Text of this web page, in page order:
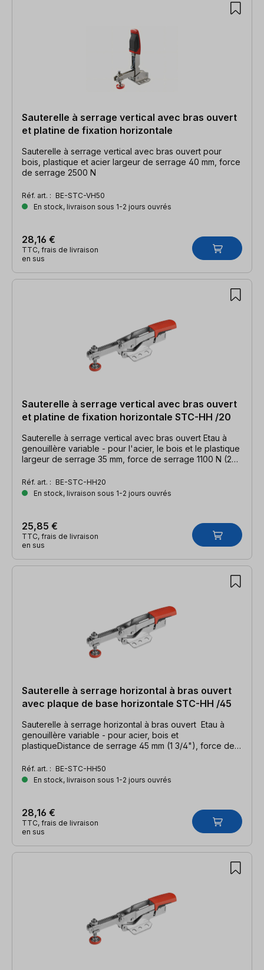
Sauterelle à serrage vertical avec bras ouvert
et platine de fixation horizontale
Sauterelle à serrage vertical avec bras ouvert pour
bois, plastique et acier largeur de serrage 40 mm, force
de serrage 2500 N
Réf. art. : BE-STC-VH50
En stock, livraison sous 1-2 jours ouvrés
28,16 €
TTC, frais de livraison
en sus
Sauterelle à serrage vertical avec bras ouvert
et platine de fixation horizontale STC-HH /20
Sauterelle à serrage vertical avec bras ouvert Etau à
genouillère variable - pour l'acier, le bois et le plastique
largeur de serrage 35 mm, force de serrage 1100 N (250
Réf. art. : BE-STC-HH20
En stock, livraison sous 1-2 jours ouvrés
25,85 €
TTC, frais de livraison
en sus
Sauterelle à serrage horizontal à bras ouvert
avec plaque de base horizontale STC-HH /45
Sauterelle à serrage horizontal à bras ouvert Etau à
genouillère variable - pour acier, bois et
plastiqueDistance de serrage 45 mm (1 3/4"), force de
Réf. art. : BE-STC-HH50
En stock, livraison sous 1-2 jours ouvrés
28,16 €
TTC, frais de livraison
en sus